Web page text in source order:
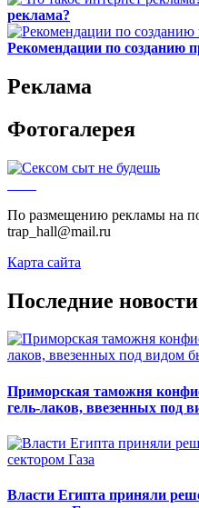
реклама?
Рекомендации по созданию
Реклама
Фотогалерея
По размещению рекламы на
trap_hall@mail.ru
Карта сайта
Последние новости
Приморская таможня
гель-лаков, ввезенных под
Власти Египта приняли